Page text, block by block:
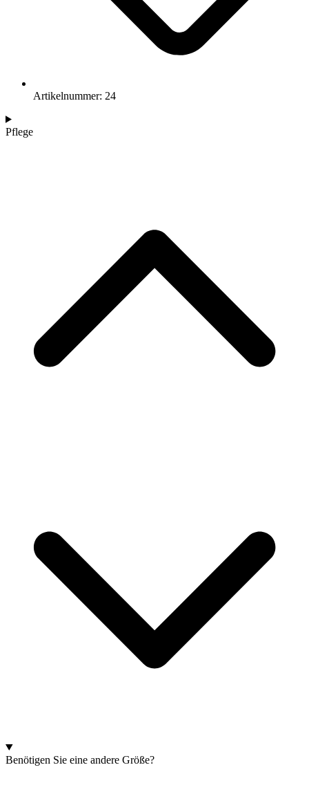
Artikelnummer: 24
Pflege
Benötigen Sie eine andere Größe?